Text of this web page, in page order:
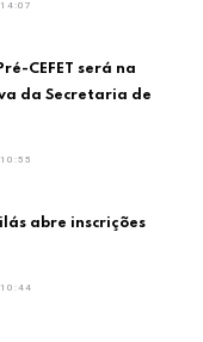
14:07
CEFET será na
da Secretaria de
10:55
abre inscrições
10:44